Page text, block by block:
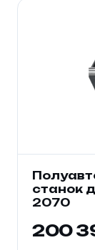
станок
2070
200